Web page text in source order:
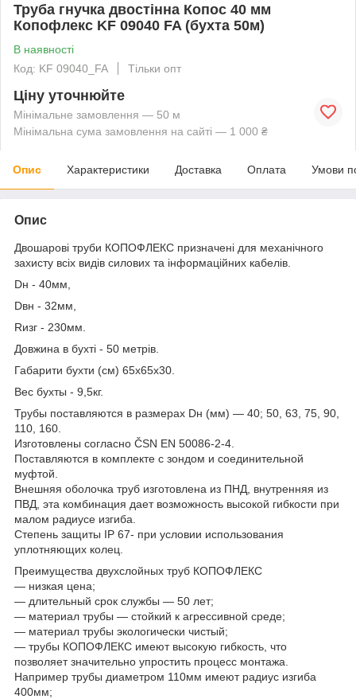
Труба гнучка двостінна Копос 40 мм
Копофлекс KF 09040 FA (бухта 50м)
В наявності
Код: KF 09040_FA
Тільки опт
Ціну уточнюйте
Мінімальне замовлення — 50 м
Мінімальна сума замовлення на сайті — 1 000 ₴
Опис Характеристики Доставка Оплата Умови
Опис
Двошарові труби КОПОФЛЕКС призначені для механічного
захисту всіх видів силових та інформаційних кабелів.
Dн - 40мм,
Dвн - 32мм,
Rизг - 230мм.
Довжина в бухті - 50 метрів.
Габарити бухти (см) 65х65х30.
Вес бухты - 9,5кг.
Трубы поставляются в размерах Dн (мм) — 40; 50, 63, 75, 90,
110, 160.
Изготовлены согласно ČSN EN 50086-2-4.
Поставляются в комплекте с зондом и соединительной
муфтой.
Внешняя оболочка труб изготовлена из ПНД, внутренняя из
ПВД, эта комбинация дает возможность высокой гибкости при
малом радиусе изгиба.
Степень защиты IP 67- при условии использования
уплотняющих колец.
Преимущества двухслойных труб КОПОФЛЕКС
— низкая цена;
— длительный срок службы — 50 лет;
— материал трубы — стойкий к агрессивной среде;
— материал трубы экологически чистый;
— трубы КОПОФЛЕКС имеют высокую гибкость, что
позволяет значительно упростить процесс монтажа.
Например трубы диаметром 110мм имеют радиус изгиба
400мм;